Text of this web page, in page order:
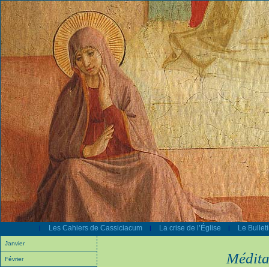
| Les Cahiers de Cassiciacum | La crise de l’Église | Le
Janvier
Février